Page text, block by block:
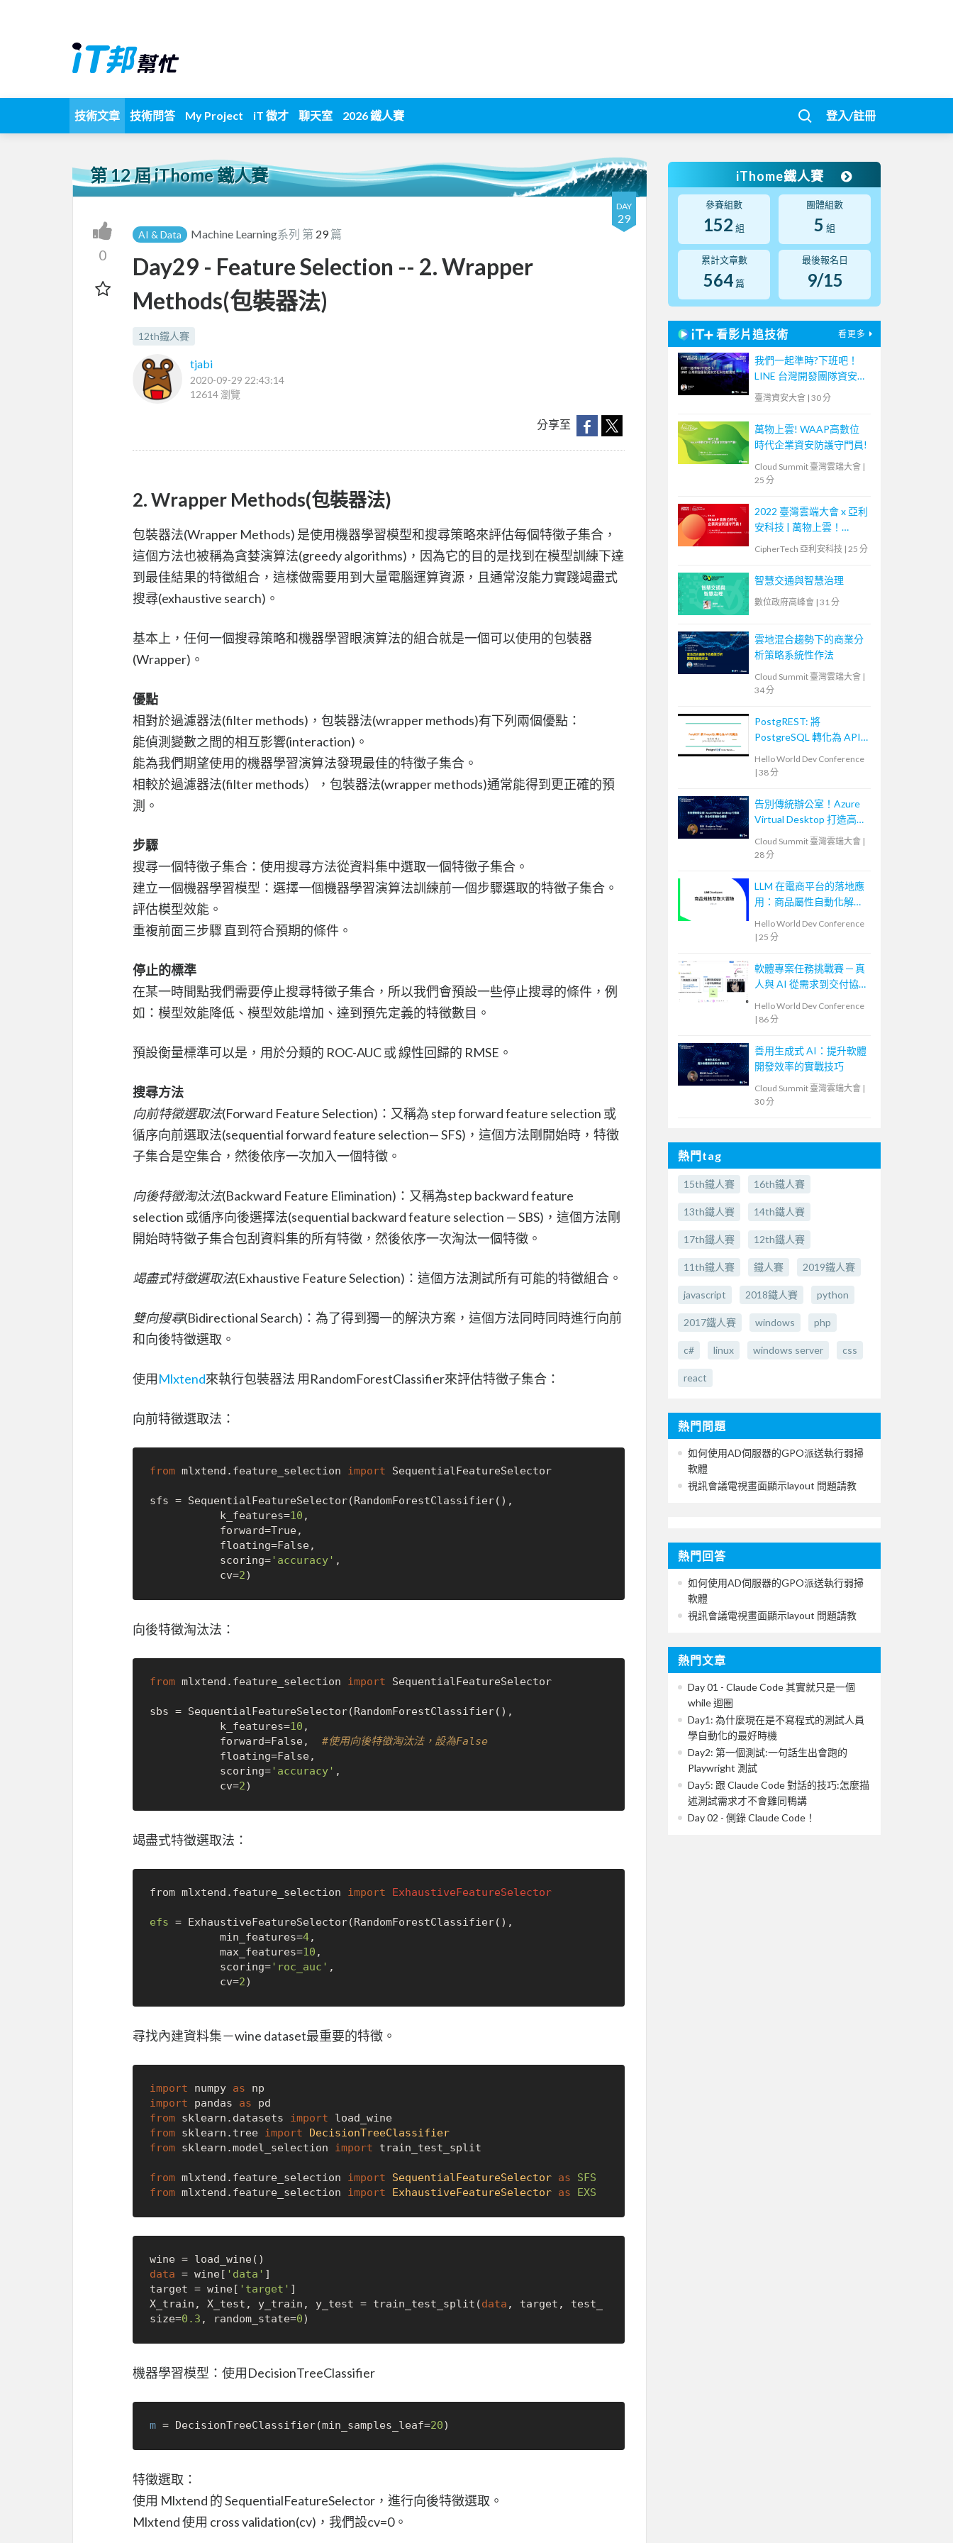
技術文章 技術問答 My Project iT 徵才 聊天室 2026 鐵人賽 登入/註冊
第 12 屆 iThome 鐵人賽
DAY
29
0
AI & Data Machine Learning系列 第 29篇
Day29 - Feature Selection -- 2. Wrapper
Methods(包裝器法)
12th鐵人賽
tjabi
2020-09-29 22:43:14
12614 瀏覽
分享至
2. Wrapper Methods(包裝器法)
包裝器法(Wrapper Methods) 是使用機器學習模型和搜尋策略來評估每個特徵子集合，
這個方法也被稱為貪婪演算法(greedy algorithms)，因為它的目的是找到在模型訓練下達
到最佳結果的特徵組合，這樣做需要用到大量電腦運算資源，且通常沒能力實踐竭盡式
搜尋(exhaustive search)。
基本上，任何一個搜尋策略和機器學習眼演算法的組合就是一個可以使用的包裝器
(Wrapper)。
優點
相對於過濾器法(filter methods)，包裝器法(wrapper methods)有下列兩個優點：
能偵測變數之間的相互影響(interaction)。
能為我們期望使用的機器學習演算法發現最佳的特徵子集合。
相較於過濾器法(filter methods），包裝器法(wrapper methods)通常能得到更正確的預
測。
步驟
搜尋一個特徵子集合：使用搜尋方法從資料集中選取一個特徵子集合。
建立一個機器學習模型：選擇一個機器學習演算法訓練前一個步驟選取的特徵子集合。
評估模型效能。
重複前面三步驟 直到符合預期的條件。
停止的標準
在某一時間點我們需要停止搜尋特徵子集合，所以我們會預設一些停止搜尋的條件，例
如：模型效能降低、模型效能增加、達到預先定義的特徵數目。
預設衡量標準可以是，用於分類的 ROC-AUC 或 線性回歸的 RMSE。
搜尋方法
向前特徵選取法(Forward Feature Selection)：又稱為 step forward feature selection 或
循序向前選取法(sequential forward feature selection— SFS)，這個方法剛開始時，特徵
子集合是空集合，然後依序一次加入一個特徵。
向後特徵淘汰法(Backward Feature Elimination)：又稱為step backward feature
selection 或循序向後選擇法(sequential backward feature selection — SBS)，這個方法剛
開始時特徵子集合包刮資料集的所有特徵，然後依序一次淘汰一個特徵。
竭盡式特徵選取法(Exhaustive Feature Selection)：這個方法測試所有可能的特徵組合。
雙向搜尋(Bidirectional Search)：為了得到獨一的解決方案，這個方法同時同時進行向前
和向後特徵選取。
使用Mlxtend來執行包裝器法 用RandomForestClassifier來評估特徵子集合：
向前特徵選取法：
from mlxtend.feature_selection import SequentialFeatureSelector
sfs = SequentialFeatureSelector(RandomForestClassifier(),
           k_features=
10 ,
           forward=
True,
           floating=
False,
           scoring=
'accuracy' ,
           cv=
2
向後特徵淘汰法：
from mlxtend.feature_selection import SequentialFeatureSelector
sbs = SequentialFeatureSelector(RandomForestClassifier(),
           k_features=
10 ,
           forward=
False, #使用向後特徵淘汰法，設為False
           floating=
False,
           scoring=
'accuracy' ,
           cv=
2
竭盡式特徵選取法：
from mlxtend.feature_selection import ExhaustiveFeatureSelector
efs = ExhaustiveFeatureSelector(RandomForestClassifier(),
           min_features=
4,
           max_features=
10 ,
           scoring=
'roc_auc' ,
           cv=
2
尋找內建資料集－wine dataset最重要的特徵。
import numpy as
import pandas as
from sklearn. datasets import
load_wine
from sklearn. tree import
DecisionTreeClassifier
from sklearn.model_selection import train_test_split
from mlxtend. feature_selection import SequentialFeatureSelector as
SFS
from mlxtend. feature_selection import ExhaustiveFeatureSelector as EXS
data = wine[ 'data' ]
target = wine[ 'target' ]
X_train, X_test, y_train, y_test = train_test_split(data , target, test_
size=0.3 , random_state=0
機器學習模型：使用DecisionTreeClassifier
m = DecisionTreeClassifier(min_samples_leaf=20
特徵選取：
使用 Mlxtend 的 SequentialFeatureSelector，進行向後特徵選取。
Mlxtend 使用 cross validation(cv)，我們設cv=0。
iThome鐵人賽
參賽組數
152 組
團體組數
5 組
累計文章數
564 篇
最後報名日
9/15
看影片追技術 看更多
我們一起準時?下班吧！
LINE 台灣開發團隊資安文
化與技能養成
臺灣資安大會 | 30 分
萬物上雲! WAAP高數位
時代企業資安防護守門員!
Cloud Summit 臺灣雲端大會 |
25 分
2022 臺灣雲端大會 x 亞利
安科技 | 萬物上雲！
WAAP 高數位時代企業資
CipherTech 亞利安科技 | 25 分
智慧交通與智慧治理
數位政府高峰會 | 31 分
雲地混合趨勢下的商業分
析策略系統性作法
Cloud Summit 臺灣雲端大會 |
34 分
PostgREST: 將
PostgreSQL 轉化為 API
Hello World Dev Conference
| 38 分
告別傳統辦公室！Azure
Virtual Desktop 打造高
效、安全的雲端辦公體驗
Cloud Summit 臺灣雲端大會 |
28 分
LLM 在電商平台的落地應
用：商品屬性自動化解決
Hello World Dev Conference
| 25 分
軟體專案任務挑戰賽 ─ 真
人與 AI 從需求到交付協
Hello World Dev Conference
| 86 分
善用生成式 AI：提升軟體
開發效率的實戰技巧
Cloud Summit 臺灣雲端大會 |
30 分
熱門tag
15th鐵人賽 16th鐵人賽
13th鐵人賽 14th鐵人賽
17th鐵人賽 12th鐵人賽
11th鐵人賽 鐵人賽 2019鐵人賽
javascript 2018鐵人賽 python
2017鐵人賽 windows php
c# linux windows server css
react
熱門問題
如何使用AD伺服器的GPO派送執行弱掃
軟體
視訊會議電視畫面顯示layout 問題請教
熱門回答
如何使用AD伺服器的GPO派送執行弱掃
軟體
視訊會議電視畫面顯示layout 問題請教
熱門文章
Day 01 - Claude Code 其實就只是一個
while 迴圈
Day1: 為什麼現在是不寫程式的測試人員
學自動化的最好時機
Day2: 第一個測試:一句話生出會跑的
Playwright 測試
Day5: 跟 Claude Code 對話的技巧:怎麼描
述測試需求才不會雞同鴨講
Day 02 - 側錄 Claude Code！